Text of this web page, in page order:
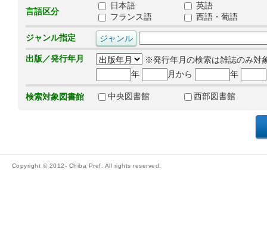
言語区分
日本語
英語
フランス語
西語・葡語
ジャンル指定
出版／発行年月
※発行年月の検索は雑誌のみ対
年
月から 年
検索対象図書館 中央図書館 西部図書館
Copyright © 2012- Chiba Pref. All rights reserved.